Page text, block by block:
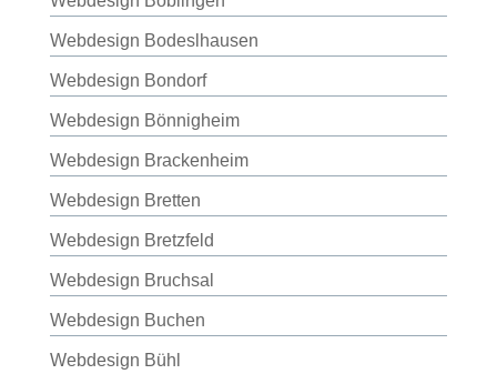
Webdesign Bodeslhausen
Webdesign Bondorf
Webdesign Bönnigheim
Webdesign Brackenheim
Webdesign Bretten
Webdesign Bretzfeld
Webdesign Bruchsal
Webdesign Buchen
Webdesign Bühl